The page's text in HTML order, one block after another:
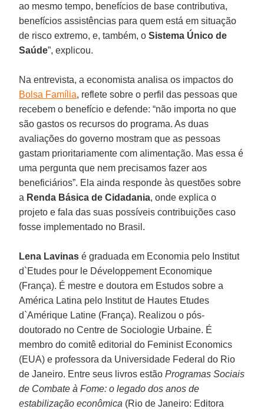
ao mesmo tempo, benefícios de base contributiva,
benefícios assistências para quem está em situação
de risco extremo, e, também, oSistema Único de
Saúde”, explicou.
Na entrevista, a economista analisa os impactos do
Bolsa Família, reflete sobre o perfil das pessoas que
recebem o benefício e defende: “não importa no que
são gastos os recursos do programa. As duas
avaliações do governo mostram que as pessoas
gastam prioritariamente com alimentação. Mas essa é
uma pergunta que nem precisamos fazer aos
beneficiários”. Ela ainda responde às questões sobre
a Renda Básica de Cidadania, onde explica o
projeto e fala das suas possíveis contribuições caso
fosse implementado no Brasil.
Lena Lavinas é graduada em Economia pelo Institut
d`Etudes pour le Développement Economique
(França). É mestre e doutora em Estudos sobre a
América Latina pelo Institut de Hautes Etudes
d`Amérique Latine (França). Realizou o pós-
doutorado no Centre de Sociologie Urbaine. É
membro do comitê editorial do Feminist Economics
(EUA) e professora da Universidade Federal do Rio
de Janeiro. Entre seus livros estãoProgramas Sociais
de Combate à Fome: o legado dos anos de
estabilização econômica (Rio de Janeiro: Editora